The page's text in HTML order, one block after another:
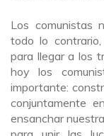
Los comunistas
todo lo
para llegar a los
hoy los
importante:
conjuntamente
ensanchar